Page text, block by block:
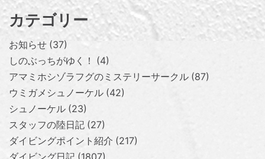
カテゴリー
お知らせ 37
しのぶっちがゆく！
4
アマミホシゾラフグのミステリーサークル 87
ウミガメシュノーケル 42
シュノーケル 23
スタッフの陸日記 27
ダイビングポイント紹介 217
ダイビング日記 1807